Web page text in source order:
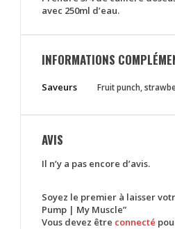
avec 250ml d’eau.
INFORMATIONS
Saveurs Fruit punch,
AVIS
Il n’y a pas encore d’avis.
Soyez le premier à laisser
Pump | My Muscle”
Vous devez être connecté